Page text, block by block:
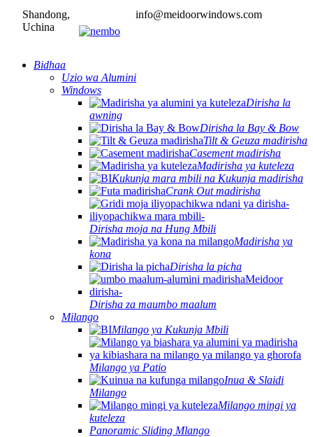
Shandong,
Uchina
info@meidoorwindows.com
Bidhaa
Uzio wa Alumini
Windows
Dirisha la
awning
Dirisha la Bay & Bow
Tilt & Geuza madirisha
Casement madirisha
Madirisha ya kuteleza
Kukunja mara mbili na Kukunja madirisha
Crank Out madirisha
Dirisha moja na Hung Mbili
Madirisha ya
kona
Dirisha la picha
Dirisha za maumbo maalum
Milango
Milango ya Kukunja Mbili
Milango ya Patio
Inua & Slaidi
Milango
Milango mingi ya
kuteleza
Panoramic Sliding Mlango